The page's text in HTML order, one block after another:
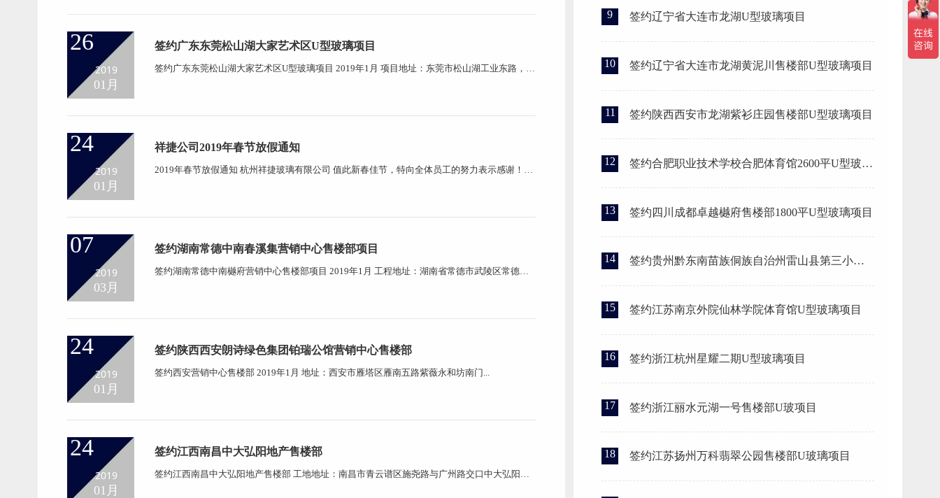
26
2019
01月
签约广东东莞松山湖大家艺术区U型玻璃项目
签约广东东莞松山湖大家艺术区U型玻璃项目 2019年1月 项目地址：东莞市松山湖工业东路，东
24
2019
01月
祥捷公司2019年春节放假通知
2019年春节放假通知 杭州祥捷玻璃有限公司 值此新春佳节，特向全体员工的努力表示感谢！并
07
2019
03月
签约湖南常德中南春溪集营销中心售楼部项目
签约湖南常德中南樾府营销中心售楼部项目 2019年1月 工程地址：湖南省常德市武陵区常德大
24
2019
01月
签约陕西西安朗诗绿色集团铂瑞公馆营销中心售楼部
签约西安营销中心售楼部 2019年1月 地址：西安市雁塔区雁南五路紫薇永和坊南门...
24
2019
01月
签约江西南昌中大弘阳地产售楼部
签约江西南昌中大弘阳地产售楼部 工地地址：南昌市青云谱区施尧路与广州路交口中大弘阳项
9 签约辽宁省大连市龙湖U型玻璃项目
10 签约辽宁省大连市龙湖黄泥川售楼部U型玻璃项目
11 签约陕西西安市龙湖紫衫庄园售楼部U型玻璃项目
12
签约合肥职业技术学校合肥体育馆2600平U型玻璃
13 签约四川成都卓越樾府售楼部1800平U型玻璃项目
14
签约贵州黔东南苗族侗族自治州雷山县第三小学U
15 签约江苏南京外院仙林学院体育馆U型玻璃项目
16 签约浙江杭州星耀二期U型玻璃项目
17 签约浙江丽水元湖一号售楼部U玻项目
18 签约江苏扬州万科翡翠公园售楼部U玻璃项目